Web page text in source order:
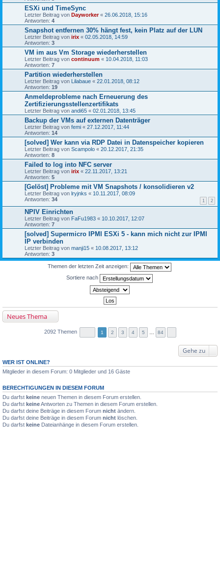
ESXi und TimeSync
Letzter Beitrag von Dayworker« 26.06.2018, 15:16
Antworten: 4
Snapshot entfernen 30% hängt fest, kein Platz auf der LUN
Letzter Beitrag von irix « 02.05.2018, 14:59
Antworten: 3
VM im aus Vm Storage wiederherstellen
Letzter Beitrag von continuum « 10.04.2018, 11:03
Antworten: 7
Partition wiederherstellen
Letzter Beitrag von Lilabaue « 22.01.2018, 08:12
Antworten: 19
Anmeldeprobleme nach Erneuerung des
Zertifizierungsstellenzertifikats
Letzter Beitrag von andi65 « 02.01.2018, 13:45
Backup der VMs auf externen Datenträger
Letzter Beitrag von femi « 27.12.2017, 11:44
Antworten: 14
[solved] Wer kann via RDP Datei in Datenspeicher kopieren
Letzter Beitrag von Scampolo « 20.12.2017, 21:35
Antworten: 8
Failed to log into NFC server
Letzter Beitrag von irix « 22.11.2017, 13:21
Antworten: 5
[Gelöst] Probleme mit VM Snapshots / konsolidieren v2
Letzter Beitrag von lryjnks « 10.11.2017, 08:09
Antworten: 34 1 2
NPIV Einrichten
Letzter Beitrag von FaFu1983 « 10.10.2017, 12:07
Antworten: 7
[solved] Supermicro IPMI ESXi 5 - kann mich nicht zur IPMI
IP verbinden
Letzter Beitrag von manji15 « 10.08.2017, 13:12
Antworten: 3
Themen der letzten Zeit anzeigen:
Sortiere nach
Neues Thema
2092 Themen 1 2 3 4 5 84
Gehe zu
WER IST ONLINE?
Mitglieder in diesem Forum: 0 Mitglieder und 16 Gäste
BERECHTIGUNGEN IN DIESEM FORUM
Du darfst keine neuen Themen in diesem Forum erstellen.
Du darfst keineAntworten zu Themen in diesem Forum erstellen.
Du darfst deine Beiträge in diesem Forum nicht ändern.
Du darfst deine Beiträge in diesem Forum nicht löschen.
Du darfst keine Dateianhänge in diesem Forum erstellen.